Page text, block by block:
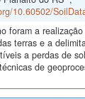
10.60502/
foram a
terras e a
a perdas de
de